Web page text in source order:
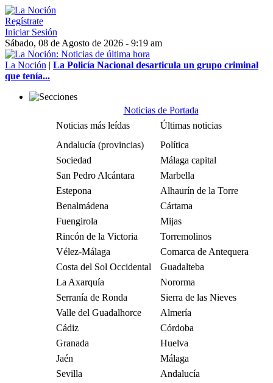
Regístrate
Iniciar Sesión
Sábado, 08 de Agosto de 2026 - 9:19 am
La Noción | La Policía Nacional desarticula un grupo criminal
que tenía...
Noticias de Portada
Noticias más leídas
Últimas noticias
Andalucía (provincias)
Política
Sociedad
Málaga capital
San Pedro Alcántara
Marbella
Estepona
Alhaurín de la Torre
Benalmádena
Cártama
Fuengirola
Mijas
Rincón de la Victoria
Torremolinos
Vélez-Málaga
Comarca de Antequera
Costa del Sol Occidental
Guadalteba
La Axarquía
Nororma
Serranía de Ronda
Sierra de las Nieves
Valle del Guadalhorce
Almería
Cádiz
Córdoba
Granada
Huelva
Jaén
Málaga
Sevilla
Andalucía